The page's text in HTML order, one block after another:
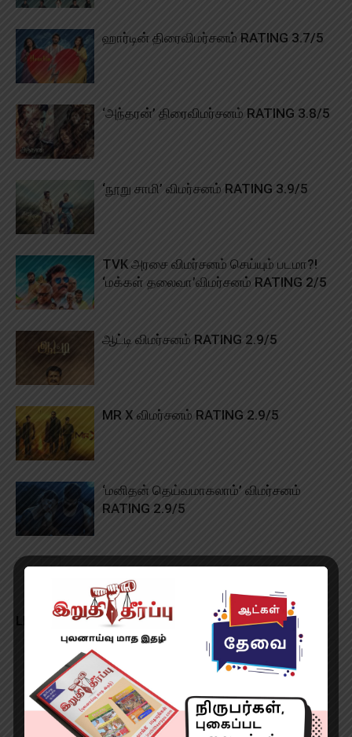
ஹார்டின் திரைவிமர்சனம் RATING 3.7/5
‘அந்தரன்’ திரைவிமர்சனம் RATING 3.8/5
‘நூறு சாமி’ விமர்சனம் RATING 3.9/5
TVK அரசை விமர்சனம் செய்யும் படமா?!
‘மக்கள் தலைவா’விமர்சனம் RATING 2/5
ஆட்டி விமர்சனம் RATING 2.9/5
MR X விமர்சனம் RATING 2.9/5
‘மனிதன் தெய்வமாகலாம்’ விமர்சனம்
RATING 2.9/5
LEAVE A REPLY